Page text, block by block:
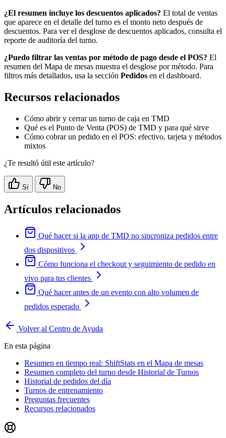
¿El resumen incluye los descuentos aplicados? El total de ventas
que aparece en el detalle del turno es el monto neto después de
descuentos. Para ver el desglose de descuentos aplicados, consulta el
reporte de auditoría del turno.
¿Puedo filtrar las ventas por método de pago desde el POS? El
resumen del Mapa de mesas muestra el desglose por método. Para
filtros más detallados, usa la sección Pedidos en el dashboard.
Recursos relacionados
Cómo abrir y cerrar un turno de caja en TMD
Qué es el Punto de Venta (POS) de TMD y para qué sirve
Cómo cobrar un pedido en el POS: efectivo, tarjeta y métodos
mixtos
¿Te resultó útil este artículo?
Sí No
Artículos relacionados
Qué hacer si la app de TMD no sincroniza pedidos entre
dos dispositivos
Cómo funciona el checkout y seguimiento de pedido en
vivo para tus clientes
Qué hacer antes de un evento con alto volumen de
pedidos esperado
Volver al Centro de Ayuda
En esta página
Resumen en tiempo real: ShiftStats en el Mapa de mesas
Resumen completo del turno desde Historial de Turnos
Historial de pedidos del día
Turnos de entrenamiento
Preguntas frecuentes
Recursos relacionados